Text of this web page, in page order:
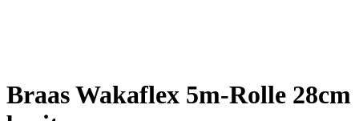
Braas Wakaflex 5m-Rolle 28cm